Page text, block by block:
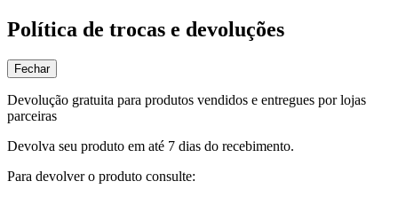
Política de trocas e devoluções
Fechar
Devolução gratuita para produtos vendidos e entregues por lojas
parceiras
Devolva seu produto em até 7 dias do recebimento.
Para devolver o produto consulte: